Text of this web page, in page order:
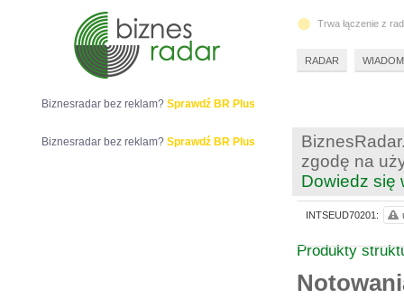
zgodę na
Dowiedz się
Produkty
INTSEUD70201:
Biznesradar bez reklam? Sprawdź BR Plus
Biznesradar bez reklam? Sprawdź BR Plus
Trwa łączenie z
RADAR